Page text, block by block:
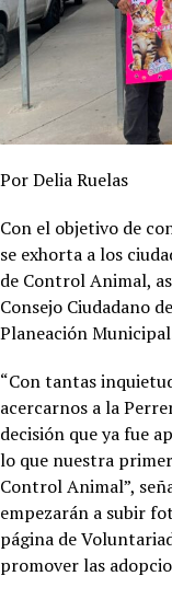
Por Delia Ruelas
Con el objetivo de
se exhorta a los
de Control Animal,
Consejo Ciudadano
Planeación
“Con tantas
acercarnos a la
decisión que ya fue
lo que nuestra
Control Animal”,
empezarán a subir
página de
promover las